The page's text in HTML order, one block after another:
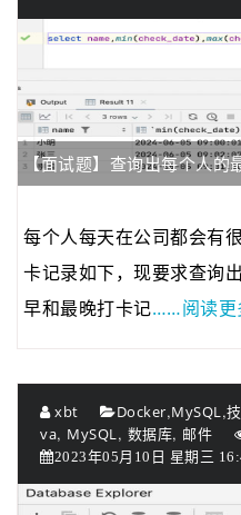
2020年06月03日
2020年05月12日
2020年04月23日
2020年01月08日
2021年03月01日
2021年01月05日
【面试题】查询出每个人的
每个人每天在公司都会有
卡记录如下，现要求查询
早和最晚打卡记……阅读更
xbt Docker,MySQL,
va, MySQL, 数据库, 邮件
2023年05月10日 星期三